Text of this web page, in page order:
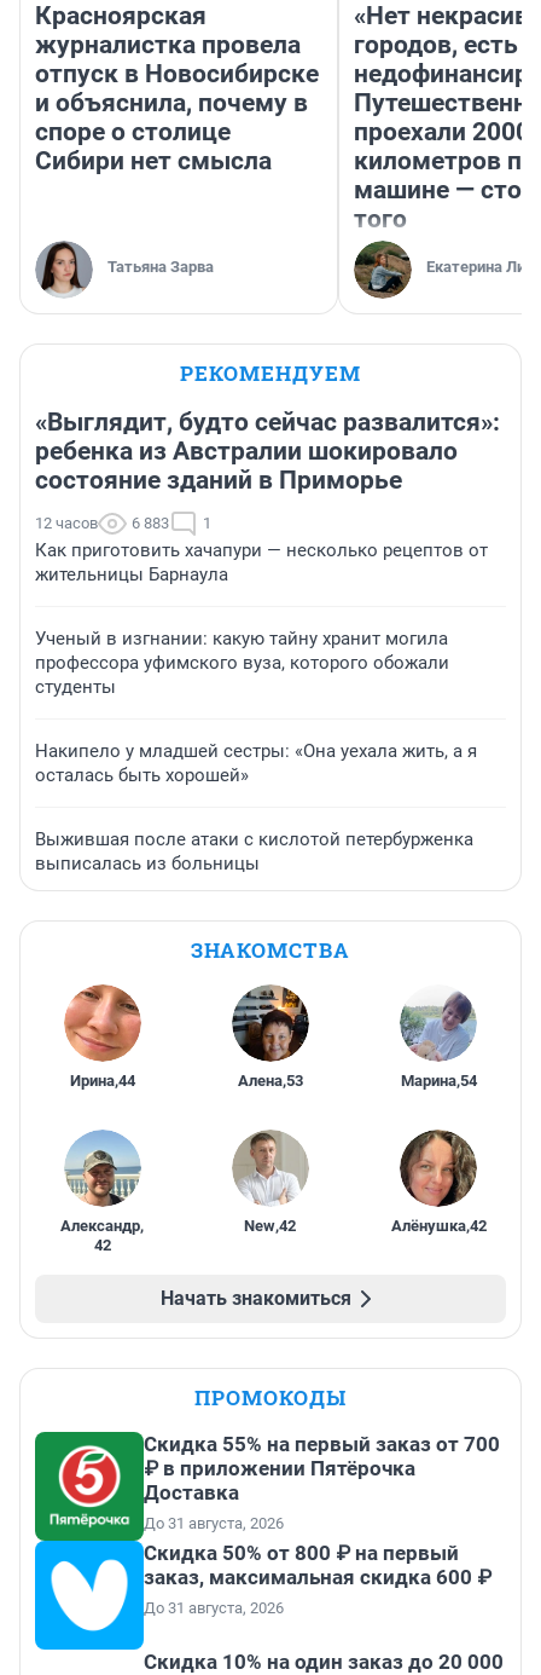
Красноярская
журналистка провела
отпуск в Новосибирске
и объяснила, почему в
споре о столице
Сибири нет смысла
Татьяна Зарва
«Нет
городов, есть
проехали 2000
километров по
машине —
того
Екатерина
РЕКОМЕНДУЕМ
«Выглядит, будто сейчас развалится»:
ребенка из Австралии шокировало
состояние зданий в Приморье
12 часов 6 883 1
Как приготовить хачапури — несколько рецептов от
жительницы Барнаула
Ученый в изгнании: какую тайну хранит могила
профессора уфимского вуза, которого обожали
студенты
Накипело у младшей сестры: «Она уехала жить, а я
осталась быть хорошей»
Выжившая после атаки с кислотой петербурженка
выписалась из больницы
ЗНАКОМСТВА
Ирина,44 Алена,53 Марина,54
Александр,
42
New,42 Алёнушка,42
Начать знакомиться
ПРОМОКОДЫ
Скидка 55% на первый заказ от 700
₽ в приложении Пятёрочка
Доставка
До 31 августа, 2026
Скидка 50% от 800 ₽ на первый
заказ, максимальная скидка 600 ₽
До 31 августа, 2026
Скидка 10% на один заказ до 20 000